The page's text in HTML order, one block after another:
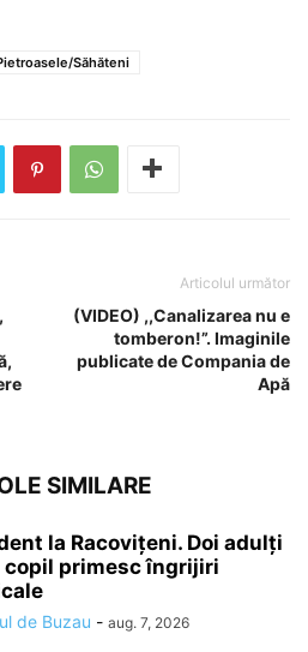
Săhăteni
Articolul următor
(VIDEO) ,,Canalizarea nu e
tomberon!”. Imaginile
publicate de Compania de
Apă
SIMILARE
la Racovițeni. Doi adulți
copil primesc îngrijiri
de Buzau - aug. 7, 2026